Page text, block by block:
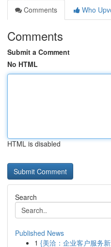
Comments
Who
Comments
Submit a Comment
No HTML
HTML is disabled
Search
Published News
1 {美洽：企业客户服务